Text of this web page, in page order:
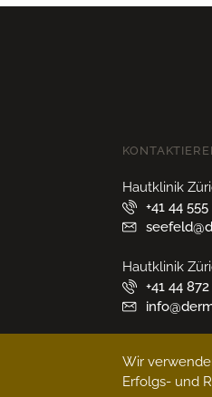
Hautklinik
+41 44
Hautklinik
+41 44
+41 81
Wir
Erfolgs- und